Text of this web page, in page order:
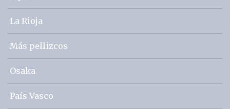
La Rioja
Más pellizcos
Osaka
País Vasco